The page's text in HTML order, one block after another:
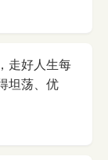
走好人生每
坦荡、优